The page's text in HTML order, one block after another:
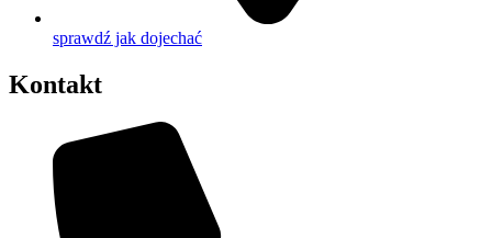
sprawdź jak dojechać
Kontakt